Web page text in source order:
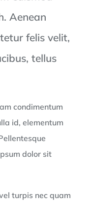
Aenean
felis velit,
tellus
condimentum
id, elementum
dolor sit
turpis nec quam